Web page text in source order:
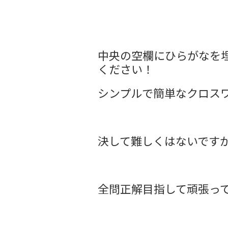
中央の空欄にひらがなを
ください！
シンプルで簡単なクロス
決して難しくはないです
全問正解目指して頑張っ